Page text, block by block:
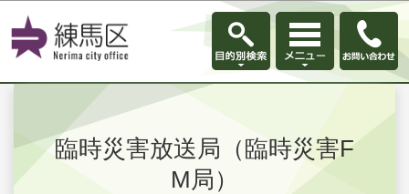
このページの本文へ移動
臨時災害放送局（臨時災害F
M局）